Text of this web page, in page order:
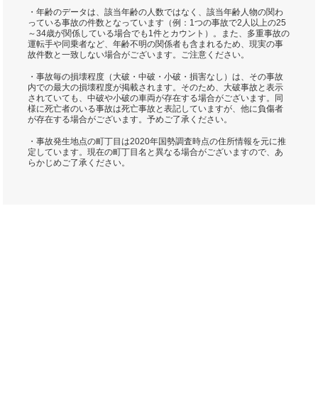
・年齢のデータは、該当年齢の人数ではなく、該当年齢人物の関わ
っている事故の件数となっています（例：1つの事故で2人以上の25
～34歳が関係している場合でも1件とカウント）。また、多重事故の
運転手や同乗者など、年齢不明の関係者も含まれるため、現実の事
故件数と一致しない場合がございます。ご注意ください。
・事故毎の損壊程度（大破・中破・小破・損害なし）は、その事故
内での最大の損壊程度が掲載されます。そのため、大破事故と表示
されていても、中破や小破の車両が存在する場合がございます。同
様に死亡者のいる事故は死亡事故と表記していますが、他に負傷者
が存在する場合がございます。予めご了承ください。
・事故発生地点の町丁目は2020年国勢調査時点の住所情報を元に推
定しています。現在の町丁目名と異なる場合がございますので、あ
らかじめご了承ください。